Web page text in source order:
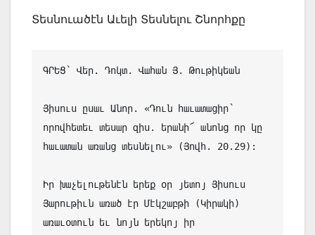
Տեսնուածէն Աւելի Տեսնելու Շնորհքը
ԳՐԵՑ՝ Վեր. Դոկտ. Վահան Յ. Թութիկեան
Յիսուս ըսաւ Անոր. «Դուն հաւատացիր՝
որովհետեւ տեսար զիս. երանի՜ անոնց որ կը
հաւատան առանց տեսնելու» (Յովհ. 20.29):
Իր խաչելութենէն երեք օր յետոյ Յիսուս
Յարութիւն առած էր Մէկշաբթի (Կիրակի)
առաւօտուն եւ նոյն երեկոյ իր